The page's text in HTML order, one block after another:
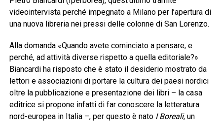
videointervista perché impegnato a Milano per l’apertura di
una nuova libreria nei pressi delle colonne di San Lorenzo.
Alla domanda «Quando avete cominciato a pensare, e
perché, ad attività diverse rispetto a quella editoriale?»
Biancardi ha risposto che è stato il desiderio mostrato da
lettori e associazioni di portare la cultura dei paesi nordici
oltre la pubblicazione e presentazione dei libri – la casa
editrice si propone infatti di far conoscere la letteratura
nord-europea in Italia –, per questo è nato I Boreali, un